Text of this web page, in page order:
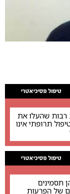
טיפול פסיכיאטרי
רבות שהעלו את
תרופתי אינו
טיפול פסיכיאטרי
תסמינים
של הפרעות